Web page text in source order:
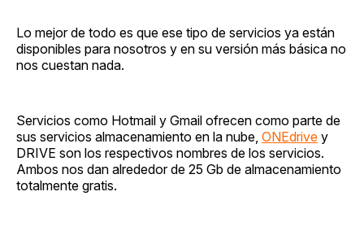
Lo mejor de todo es que ese tipo de servicios ya están
disponibles para nosotros y en su versión más básica no
nos cuestan nada.
Servicios como Hotmail y Gmail ofrecen como parte de
sus servicios almacenamiento en la nube, ONEdrive y
DRIVE son los respectivos nombres de los servicios.
Ambos nos dan alrededor de 25 Gb de almacenamiento
totalmente gratis.